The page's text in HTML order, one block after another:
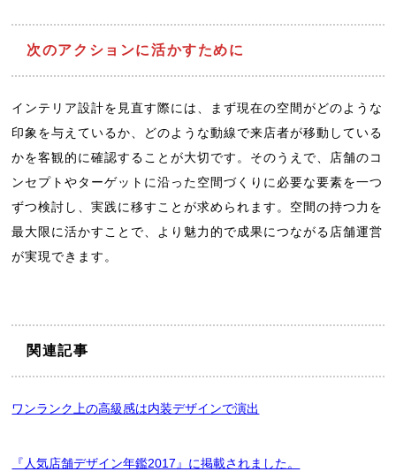
次のアクションに活かすために
インテリア設計を見直す際には、まず現在の空間がどのような
印象を与えているか、どのような動線で来店者が移動している
かを客観的に確認することが大切です。そのうえで、店舗のコ
ンセプトやターゲットに沿った空間づくりに必要な要素を一つ
ずつ検討し、実践に移すことが求められます。空間の持つ力を
最大限に活かすことで、より魅力的で成果につながる店舗運営
が実現できます。
関連記事
ワンランク上の高級感は内装デザインで演出
『人気店舗デザイン年鑑2017』に掲載されました。